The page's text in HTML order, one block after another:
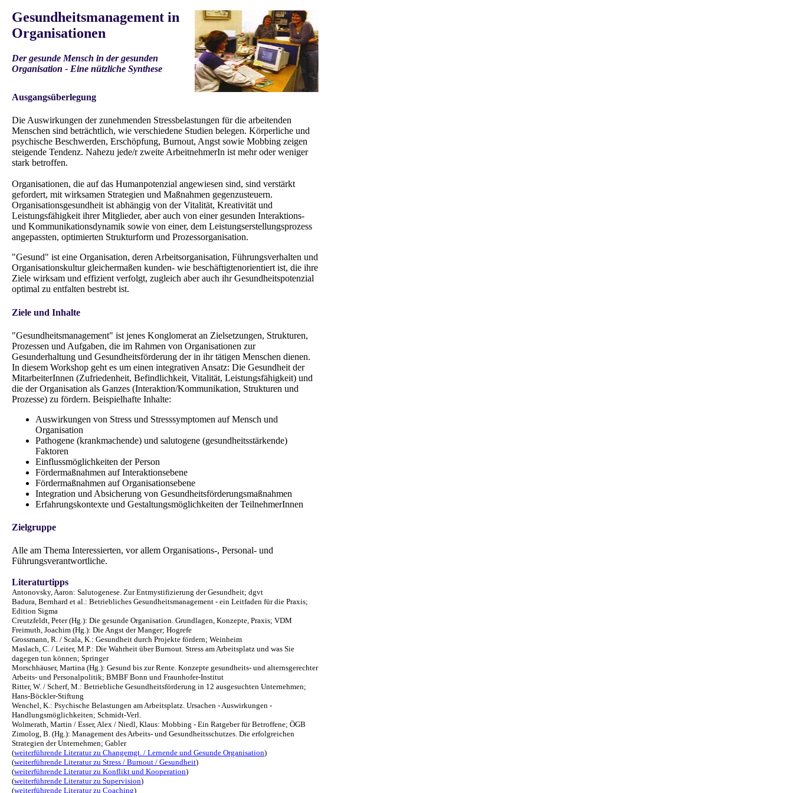
Gesundheitsmanagement in
Organisationen
Der gesunde Mensch in der gesunden
Organisation - Eine nützliche Synthese
Ausgangsüberlegung
Die Auswirkungen der zunehmenden Stressbelastungen für die arbeitenden
Menschen sind beträchtlich, wie verschiedene Studien belegen. Körperliche und
psychische Beschwerden, Erschöpfung, Burnout, Angst sowie Mobbing zeigen
steigende Tendenz. Nahezu jede/r zweite ArbeitnehmerIn ist mehr oder weniger
stark betroffen.
Organisationen, die auf das Humanpotenzial angewiesen sind, sind verstärkt
gefordert, mit wirksamen Strategien und Maßnahmen gegenzusteuern.
Organisationsgesundheit ist abhängig von der Vitalität, Kreativität und
Leistungsfähigkeit ihrer Mitglieder, aber auch von einer gesunden Interaktions-
und Kommunikationsdynamik sowie von einer, dem Leistungserstellungsprozess
angepassten, optimierten Strukturform und Prozessorganisation.
"Gesund" ist eine Organisation, deren Arbeitsorganisation, Führungsverhalten und
Organisationskultur gleichermaßen kunden- wie beschäftigtenorientiert ist, die ihre
Ziele wirksam und effizient verfolgt, zugleich aber auch ihr Gesundheitspotenzial
optimal zu entfalten bestrebt ist.
Ziele und Inhalte
"Gesundheitsmanagement" ist jenes Konglomerat an Zielsetzungen, Strukturen,
Prozessen und Aufgaben, die im Rahmen von Organisationen zur
Gesunderhaltung und Gesundheitsförderung der in ihr tätigen Menschen dienen.
In diesem Workshop geht es um einen integrativen Ansatz: Die Gesundheit der
MitarbeiterInnen (Zufriedenheit, Befindlichkeit, Vitalität, Leistungsfähigkeit) und
die der Organisation als Ganzes (Interaktion/Kommunikation, Strukturen und
Prozesse) zu fördern. Beispielhafte Inhalte:
Auswirkungen von Stress und Stresssymptomen auf Mensch und
Organisation
Pathogene (krankmachende) und salutogene (gesundheitsstärkende)
Faktoren
Einflussmöglichkeiten der Person
Fördermaßnahmen auf Interaktionsebene
Fördermaßnahmen auf Organisationsebene
Integration und Absicherung von Gesundheitsförderungsmaßnahmen
Erfahrungskontexte und Gestaltungsmöglichkeiten der TeilnehmerInnen
Zielgruppe
Alle am Thema Interessierten, vor allem Organisations-, Personal- und
Führungsverantwortliche.
Literaturtipps
Antonovsky, Aaron: Salutogenese. Zur Entmystifizierung der Gesundheit; dgvt
Badura, Bernhard et al.: Betriebliches Gesundheitsmanagement - ein Leitfaden für die Praxis;
Edition Sigma
Creutzfeldt, Peter (Hg.): Die gesunde Organisation. Grundlagen, Konzepte, Praxis; VDM
Freimuth, Joachim (Hg.): Die Angst der Manger; Hogrefe
Grossmann, R. / Scala, K.: Gesundheit durch Projekte fördern; Weinheim
Maslach, C. / Leiter, M.P.: Die Wahrheit über Burnout. Stress am Arbeitsplatz und was Sie
dagegen tun können; Springer
Morschhäuser, Martina (Hg.): Gesund bis zur Rente. Konzepte gesundheits- und alternsgerechter
Arbeits- und Personalpolitik; BMBF Bonn und Fraunhofer-Institut
Ritter, W. / Scherf, M.: Betriebliche Gesundheitsförderung in 12 ausgesuchten Unternehmen;
Hans-Böckler-Stiftung
Wenchel, K.: Psychische Belastungen am Arbeitsplatz. Ursachen - Auswirkungen -
Handlungsmöglichkeiten; Schmidt-Verl.
Wolmerath, Martin / Esser, Alex / Niedl, Klaus: Mobbing - Ein Ratgeber für Betroffene; ÖGB
Zimolog, B. (Hg.): Management des Arbeits- und Gesundheitsschutzes. Die erfolgreichen
Strategien der Unternehmen; Gabler
(weiterführende Literatur zu Changemgt. / Lernende und Gesunde Organisation)
(weiterführende Literatur zu Stress / Burnout / Gesundheit)
(weiterführende Literatur zu Konflikt und Kooperation)
(weiterführende Literatur zu Supervision)
(weiterführende Literatur zu Coaching)